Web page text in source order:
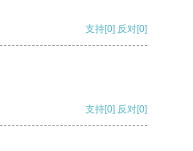
支持[0] 反对[0]
支持[0] 反对[0]